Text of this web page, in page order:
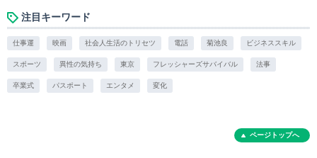
注目キーワード
仕事運 映画 社会人生活のトリセツ 電話 菊池良 ビジネススキル
スポーツ 異性の気持ち 東京 フレッシャーズサバイバル 法事
卒業式 パスポート エンタメ 変化
ページトップへ